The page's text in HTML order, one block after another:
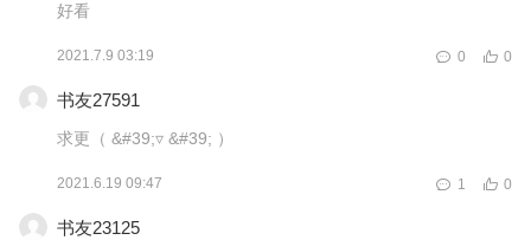
好看
2021.7.9 03:19 0
0
书友27591
求更（ &#39;▿ &#39; ）
2021.6.19 09:47 0
1
书友23125